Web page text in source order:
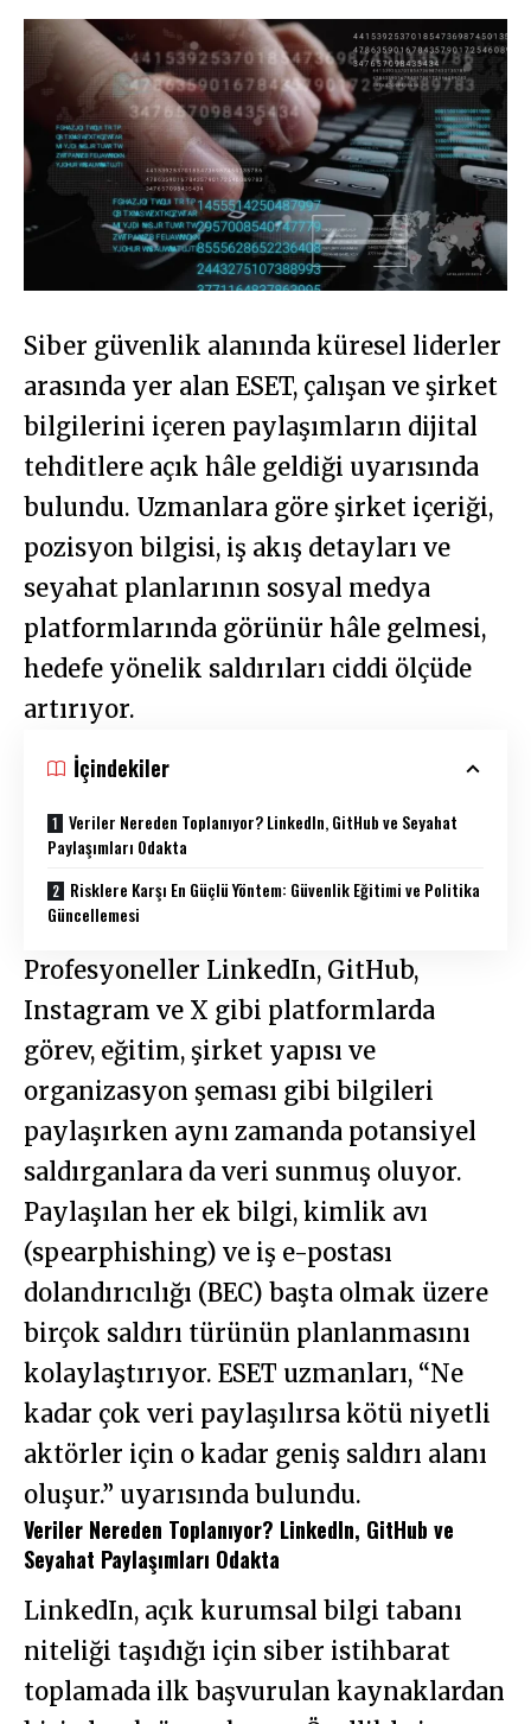
Siber güvenlik alanında küresel liderler
arasında yer alan ESET, çalışan ve şirket
bilgilerini içeren paylaşımların dijital
tehditlere açık hâle geldiği uyarısında
bulundu. Uzmanlara göre şirket içeriği,
pozisyon bilgisi, iş akış detayları ve
seyahat planlarının sosyal medya
platformlarında görünür hâle gelmesi,
hedefe yönelik saldırıları ciddi ölçüde
artırıyor.
İçindekiler
Veriler Nereden Toplanıyor? LinkedIn, GitHub ve Seyahat
Paylaşımları Odakta
Risklere Karşı En Güçlü Yöntem: Güvenlik Eğitimi ve Politika
Güncellemesi
Profesyoneller LinkedIn, GitHub,
Instagram ve X gibi platformlarda
görev, eğitim, şirket yapısı ve
organizasyon şeması gibi bilgileri
paylaşırken aynı zamanda potansiyel
saldırganlara da veri sunmuş oluyor.
Paylaşılan her ek bilgi, kimlik avı
(spearphishing) ve iş e-postası
dolandırıcılığı (BEC) başta olmak üzere
birçok saldırı türünün planlanmasını
kolaylaştırıyor. ESET uzmanları, “Ne
kadar çok veri paylaşılırsa kötü niyetli
aktörler için o kadar geniş saldırı alanı
oluşur.” uyarısında bulundu.
Veriler Nereden Toplanıyor? LinkedIn, GitHub ve
Seyahat Paylaşımları Odakta
LinkedIn, açık kurumsal bilgi tabanı
niteliği taşıdığı için siber istihbarat
toplamada ilk başvurulan kaynaklardan